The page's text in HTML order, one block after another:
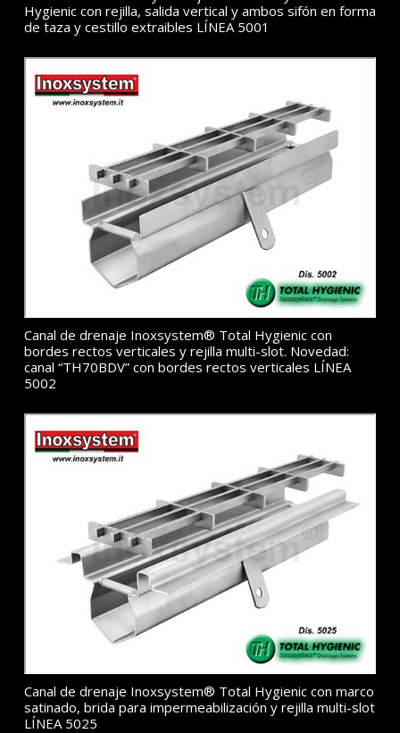
Hygienic con rejilla, salida vertical y ambos sifón en forma
de taza y cestillo extraibles LÍNEA 5001
Canal de drenaje Inoxsystem® Total Hygienic con
bordes rectos verticales y rejilla multi-slot. Novedad:
canal “TH70BDV” con bordes rectos verticales LÍNEA
5002
Canal de drenaje Inoxsystem® Total Hygienic con marco
satinado, brida para impermeabilización y rejilla multi-slot
LÍNEA 5025